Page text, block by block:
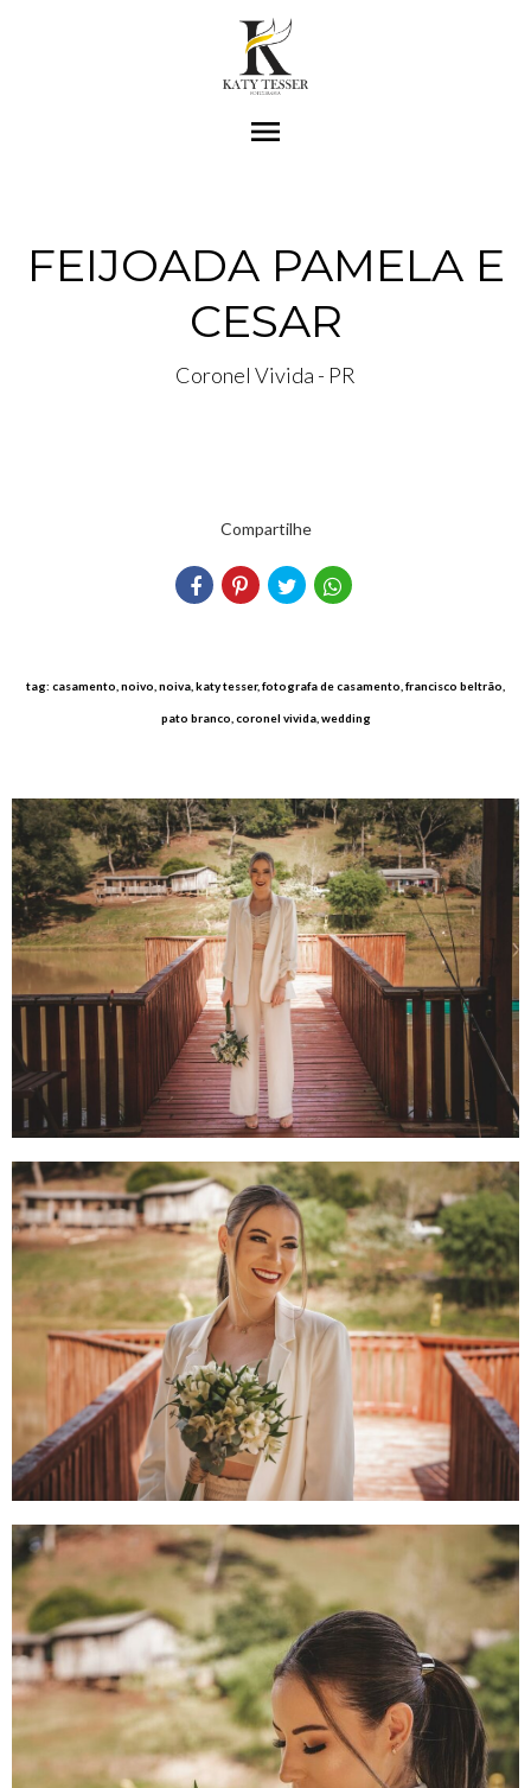
menu
FEIJOADA PAMELA E
CESAR
Coronel Vivida - PR
Compartilhe
tag: casamento, noivo, noiva, katy tesser, fotografa de casamento, francisco beltrão,
pato branco, coronel vivida, wedding